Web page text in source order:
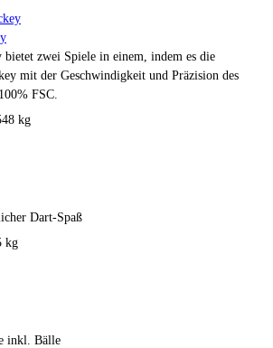
zwei Spiele in einem, indem es die
mit der Geschwindigkeit und Präzision des
FSC.
kg
Dart-Spaß
kg
inkl. Bälle